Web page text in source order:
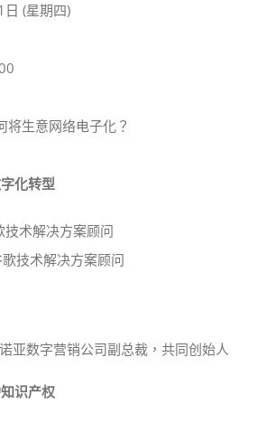
(星期四)
生意网络电子化？
化转型
术解决方案顾问
技术解决方案顾问
亚数字营销公司副总裁，共同创始人
识产权